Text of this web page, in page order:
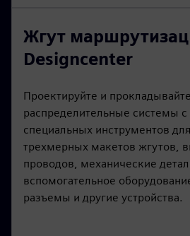
Жгут
Designcenter
Проектируйте и
распределительные системы
специальных инструментов
трехмерных макетов жгутов,
проводов, механические
вспомогательное
разъемы и другие устройства.